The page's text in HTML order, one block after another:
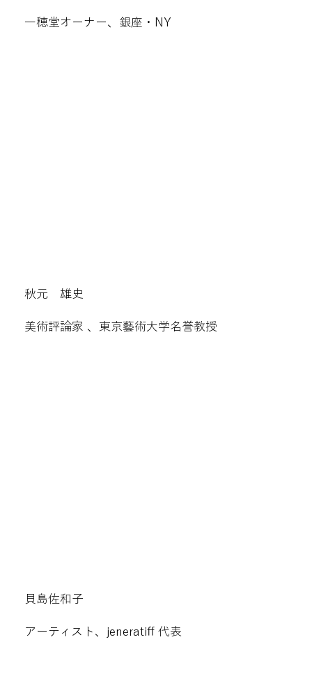
一穂堂オーナー、銀座・NY
秋元 雄史
美術評論家 、東京藝術大学名誉教授
貝島佐和子
アーティスト、jeneratiff 代表